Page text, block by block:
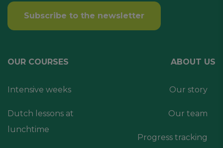
Subscribe to the newsletter
OUR COURSES
Intensive weeks
Dutch lessons at
lunchtime
ABOUT US
Our story
Our team
Progress tracking